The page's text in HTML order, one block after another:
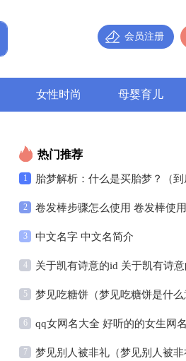
会员注册
女性时尚 母婴育儿
热门推荐
1 胎梦解析：什么是买胎梦？（
梦）
2 卷发棒步骤怎么使用 卷发棒使
3 中文名字 中文名简介
4 关于凯有诗意的id 关于凯有诗
5 梦见吃糖饼（梦见吃糖饼是什么
6 qq女网名大全 好听的的女生网名
7 梦见别人被非礼（梦见别人被